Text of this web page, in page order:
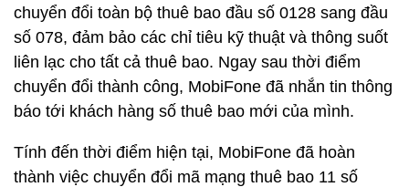
chuyển đổi toàn bộ thuê bao đầu số 0128 sang đầu
số 078, đảm bảo các chỉ tiêu kỹ thuật và thông suốt
liên lạc cho tất cả thuê bao. Ngay sau thời điểm
chuyển đổi thành công, MobiFone đã nhắn tin thông
báo tới khách hàng số thuê bao mới của mình.
Tính đến thời điểm hiện tại, MobiFone đã hoàn
thành việc chuyển đổi mã mạng thuê bao 11 số